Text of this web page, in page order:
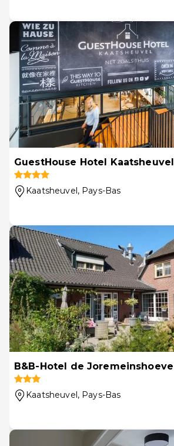
GuestHouse Hotel Kaatsheuvel
Kaatsheuvel, Pays-Bas
B&B-Hotel de Joremeinshoeve
Kaatsheuvel, Pays-Bas